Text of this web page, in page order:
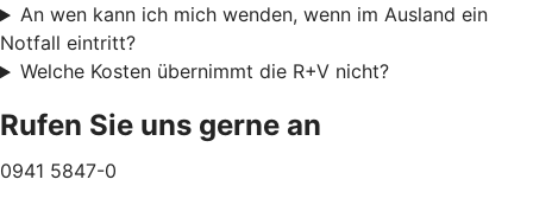
An wen kann ich mich wenden, wenn im Ausland ein
Notfall eintritt?
Welche Kosten übernimmt die R+V nicht?
Rufen Sie uns gerne an
0941 5847-0